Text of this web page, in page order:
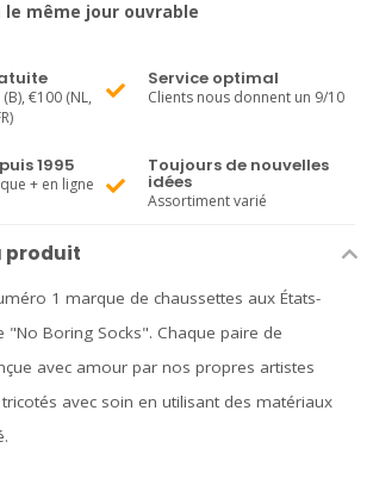
le même jour ouvrable
€100 (NL,
Service optimal
Clients nous donnent un 9/10
1995
+ en ligne
Toujours de nouvelles
idées
Assortiment varié
produit
1 marque de chaussettes aux États-
"No Boring Socks". Chaque paire de
avec amour par nos propres artistes
avec soin en utilisant des matériaux